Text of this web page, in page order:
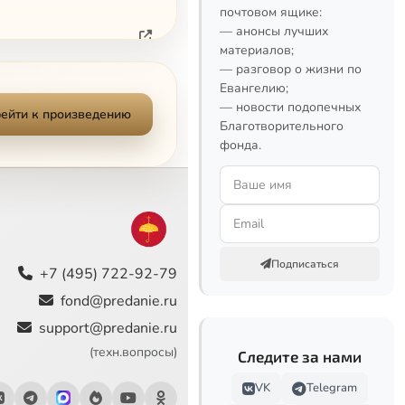
к произведению
+7 (495) 722-92-79
fond@predanie.ru
support@predanie.ru
(техн.вопросы)
почтовом ящике:
— анонсы лучших
материалов;
— разговор о жизни по
Евангелию;
— новости подопечных
Благотворительного
фонда.
Подписаться
Следите за нами
VK
Telegram